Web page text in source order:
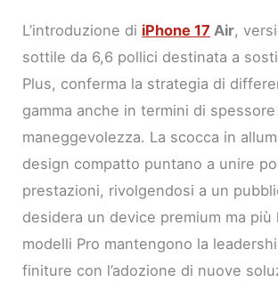
L’introduzione di iPhone 17 Air,
sottile da 6,6 pollici destinata a
Plus, conferma la strategia di
gamma anche in termini di spessore
maneggevolezza. La scocca in
design compatto puntano a unire
prestazioni, rivolgendosi a un
desidera un device premium ma più
modelli Pro mantengono la
finiture con l’adozione di nuove